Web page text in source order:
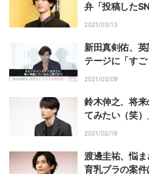
弁「投稿した
画作った」
2021/03/13
新田真剣佑、
テージに「すご
2021/03/09
鈴木伸之、将
てみたい（笑）
2021/02/19
渡邊圭祐、悩
育乳ブラの案件